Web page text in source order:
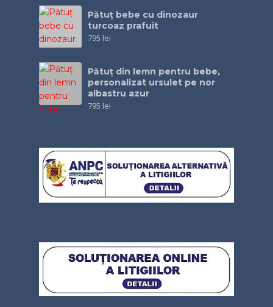
Pătuţ bebe cu dinozaur
turcoaz prafuit
795 lei
Pătuţ din lemn pentru bebe,
personalizat ursulet pe nor
albastru azur
795 lei